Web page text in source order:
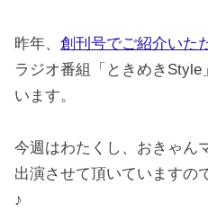
昨年、創刊号でご紹介いた
ラジオ番組「ときめき
います。
今週はわたくし、おきゃん
出演させて頂いていますの
♪